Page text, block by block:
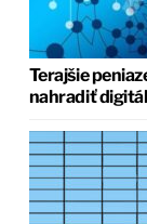
Terajšie
nahradiť